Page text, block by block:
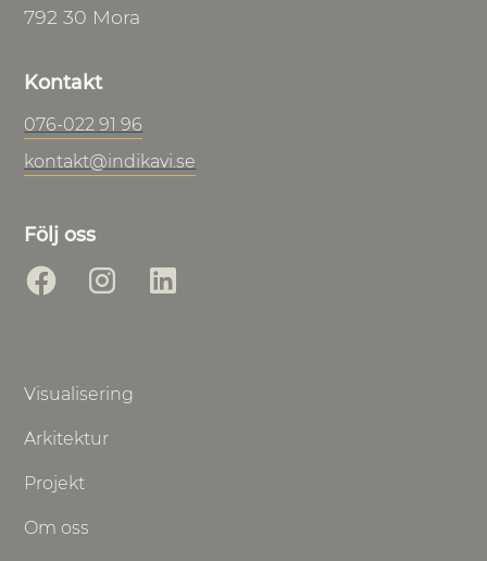
792 30 Mora
Kontakt
076-022 91 96
kontakt@indikavi.se
Följ oss
Visualisering
Arkitektur
Projekt
Om oss